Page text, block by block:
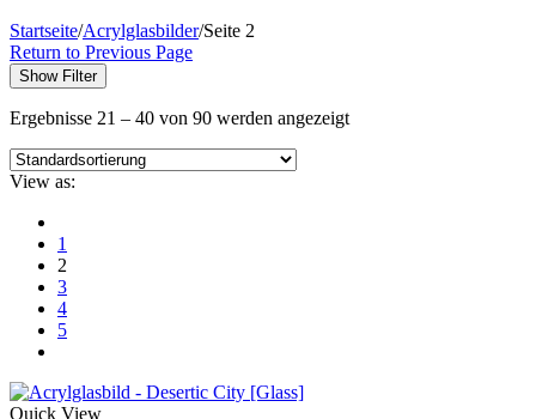
Startseite/Acrylglasbilder/Seite 2
Return to Previous Page
Show Filter
Ergebnisse 21 – 40 von 90 werden angezeigt
View as:
1
2
3
4
5
Quick View